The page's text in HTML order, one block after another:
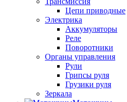
Цепи приводные
Электрика
Аккумуляторы
Реле
Поворотники
Органы управления
Рули
Грипсы руля
Грузики руля
Зеркала